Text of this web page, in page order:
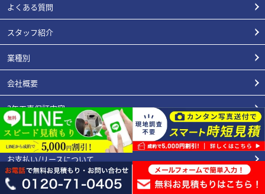
よくある質問
スタッフ紹介
業種別
会社概要
3年工事保証内容
エアコン総本店が選ばれる理由
お支払い/リースについて
プライバシーポリシー